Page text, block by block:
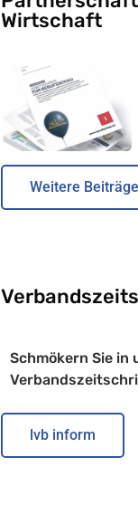
Wirtschaft
Weitere Beiträge
Schmökern Sie in
lvb inform